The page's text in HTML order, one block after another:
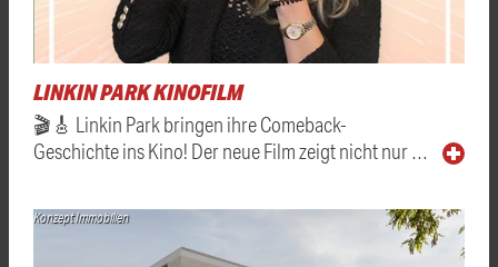
LINKIN PARK KINOFILM
🎬🎸 Linkin Park bringen ihre Comeback-
Geschichte ins Kino! Der neue Film zeigt nicht nur …
Konzept Immobilien